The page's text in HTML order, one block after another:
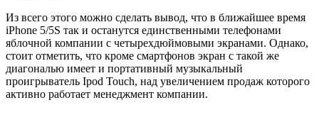
Из всего этого можно сделать вывод, что в ближайшее время
iPhone 5/5S так и останутся единственными телефонами
яблочной компании с четырехдюймовыми экранами. Однако,
стоит отметить, что кроме смартфонов экран с такой же
диагональю имеет и портативный музыкальный
проигрыватель Ipod Touch, над увеличением продаж которого
активно работает менеджмент компании.